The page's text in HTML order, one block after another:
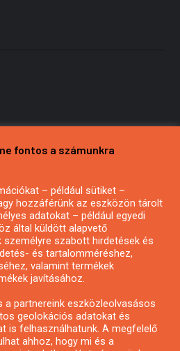
vagy hírlevél
fontos a számunkra
– például sütiket –
hozzáférünk az eszközön tárolt
adatokat – például egyedi
által küldött alapvető
szabott hirdetések és
és tartalomméréshez,
valamint termékek
javításához.
a partnereink eszközleolvasásos
geolokációs adatokat és
is felhasználhatunk. A megfelelő
ahhoz, hogy mi és a